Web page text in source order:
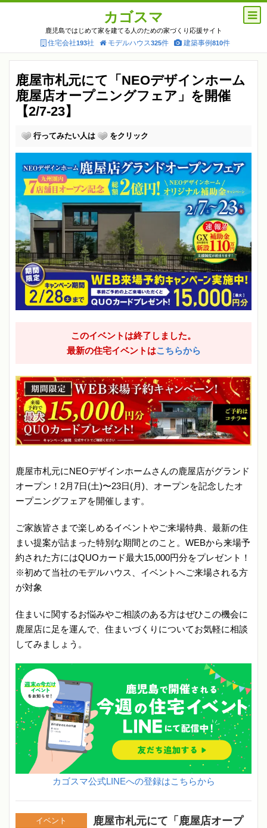
カゴスマ
鹿児島ではじめて家を建てる人のための家づくり応援サイト
住宅会社193社 モデルハウス325件 建築事例810件
鹿屋市札元にて「NEOデザインホーム
鹿屋店オープニングフェア」を開催
【2/7-23】
行ってみたい人は をクリック
このイベントは終了しました。
最新の住宅イベントはこちらから
鹿屋市札元にNEOデザインホームさんの鹿屋店がグランド
オープン！2月7日(土)〜23日(月)、オープンを記念したオ
ープニングフェアを開催します。
ご家族皆さまで楽しめるイベントやご来場特典、最新の住
まい提案が詰まった特別な期間とのこと。WEBから来場予
約された方にはQUOカード最大15,000円分をプレゼント！
※初めて当社のモデルハウス、イベントへご来場される方
が対象
住まいに関するお悩みやご相談のある方はぜひこの機会に
鹿屋店に足を運んで、住まいづくりについてお気軽に相談
してみましょう。
カゴスマ公式LINEへの登録はこちらから
鹿屋市札元にて「鹿屋店オープ
イベント